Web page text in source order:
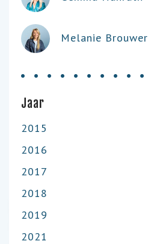
Melanie Brouwer
Jaar
2015
2016
2017
2018
2019
2021